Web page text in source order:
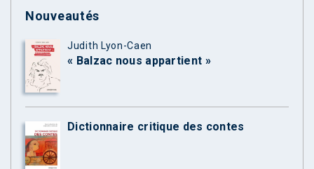
Nouveautés
Judith Lyon-Caen
« Balzac nous appartient »
Dictionnaire critique des contes